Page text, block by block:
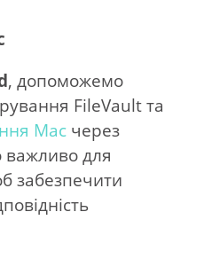
, допоможемо
FileVaultта
Macчерез
важливо для
забезпечити